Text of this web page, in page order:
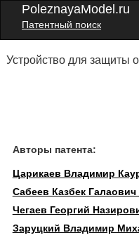
PoleznayaModel.ru
Патентный поиск
Устройство для защиты
Авторы патента:
Царикаев Владимир
Сабеев Казбек Галаович
Чегаев Георгий
Заруцкий Владимир